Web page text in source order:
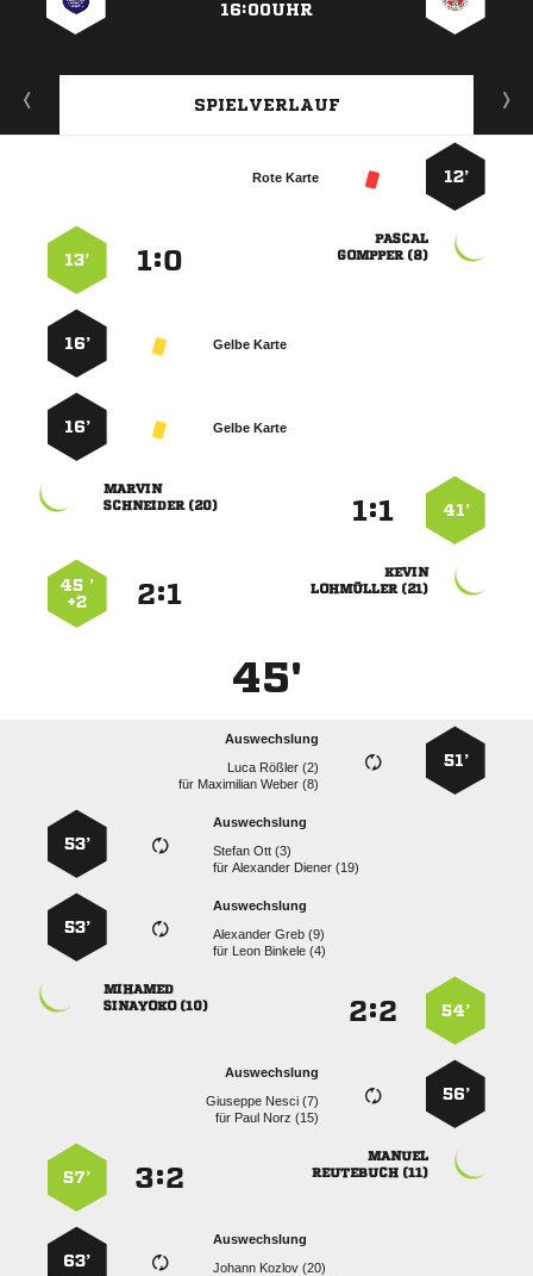
16:00UHR
SPIELVERLAUF
12’
Rote Karte

 
:
13’
Gelbe Karte
16’
Gelbe Karte
16’
41’
:

 

 
:
45 ’
+2
45'
51’
Auswechslung
  
für   
Auswechslung
  
für  
53’
Auswechslung
  
für   
53’
54’
:

 
56’
Auswechslung
  
für   

 
:
57’
Auswechslung
  
63’